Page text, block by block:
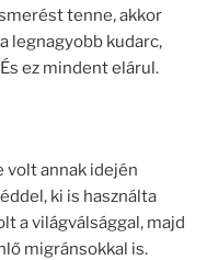
tenne, akkor
legnagyobb kudarc,
ez mindent elárul.
volt annak idején
ki is használta
a világválsággal, majd
migránsokkal is.